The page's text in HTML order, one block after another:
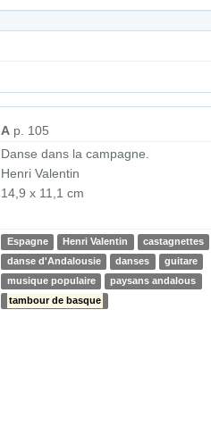
A p. 105
Danse dans la campagne.
Henri Valentin
14,9 x 11,1 cm
Espagne Henri Valentin
castagnettes
danse d'Andalousie
danses
guitare
musique populaire
paysans andalous
tambour de basque